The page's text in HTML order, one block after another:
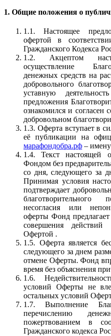
1. Общие положения о
1.1. Настоящее
офертой в
Гражданского Кодекса
1.2. Акцептом
осуществление
денежных средств на
добровольного
уставную
предложения
ознакомился и согласен
добровольном
1.3. Оферта вступает в
её публикации на
марафондобра.рф –
1.4. Текст настоящей
Фондом без
со дня, следующего за
Принимая условия
подтверждает
несогласия или
оферты Фонд предлагает
совершения действий
Офертой .
1.5. Оферта является
следующего за днем
отмене Оферты. Фонд
время без объяснения
1.6.
условий Оферты не
остальных условий
1.7. Выполнение
перечислению
пожертвованием в
Гражданского кодекса